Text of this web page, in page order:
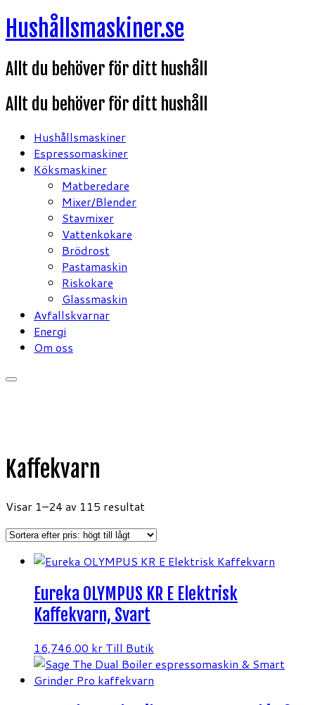
Hoppa
till
Hushållsmaskiner.se
Allt du behöver för ditt hushåll
Allt du behöver för ditt hushåll
Hushållsmaskiner
Espressomaskiner
Köksmaskiner
Matberedare
Mixer/Blender
Stavmixer
Vattenkokare
Brödrost
Pastamaskin
Riskokare
Glassmaskin
Avfallskvarnar
Energi
Om oss
Kaffekvarn
Visar 1–24 av 115 resultat
pris:
högt
till
lågt
Eureka OLYMPUS KR E Elektrisk
Kaffekvarn, Svart
16,746.00 kr Till Butik